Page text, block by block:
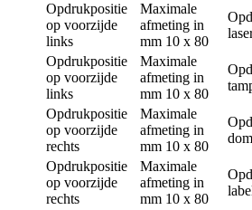
Opdrukpositie
op voorzijde
links
Maximale
afmeting in
mm 10 x 80
Opdrukpositie
op voorzijde
links
Maximale
afmeting in
mm 10 x 80
Opdrukpositie
op voorzijde
rechts
Maximale
afmeting in
mm 10 x 80
Opdrukpositie
op voorzijde
rechts
Maximale
afmeting in
mm 10 x 80